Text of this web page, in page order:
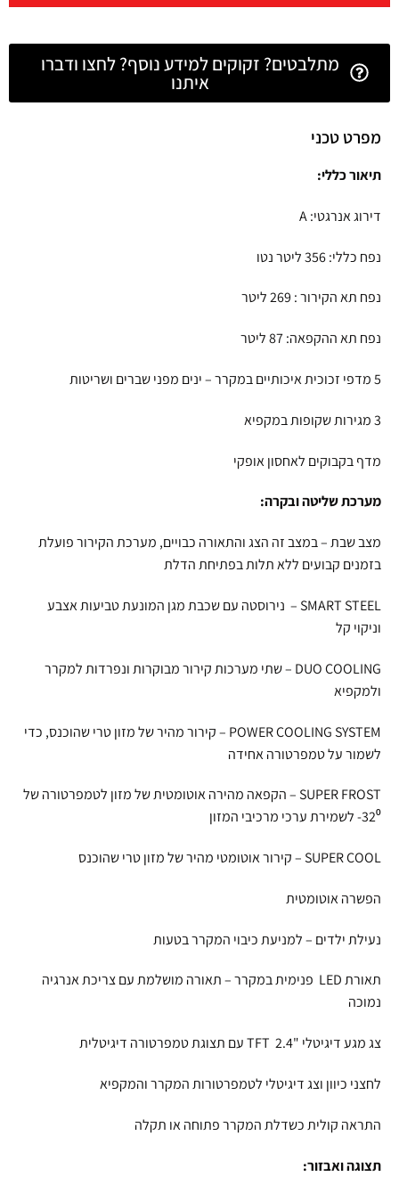
מתלבטים? זקוקים למידע נוסף? לחצו ודברו
איתנו
מפרט טכני
תיאור כללי:
דירוג אנרגטי: A
נפח כללי: 356 ליטר נטו
נפח תא הקירור : 269 ליטר
נפח תא ההקפאה: 87 ליטר
5 מדפי זכוכית איכותיים במקרר – ינים מפני שברים ושריטות
3 מגירות שקופות במקפיא
מדף בקבוקים לאחסון אופקי
מערכת שליטה ובקרה:
מצב שבת – במצב זה הצג והתאורה כבויים, מערכת הקירור פועלת
בזמנים קבועים ללא תלות בפתיחת הדלת
SMART STEEL – נירוסטה עם שכבת מגן המונעת טביעות אצבע
וניקוי קל
DUO COOLING – שתי מערכות קירור מבוקרות ונפרדות למקרר
ולמקפיא
POWER COOLING SYSTEM – קירור מהיר של מזון טרי שהוכנס, כדי
לשמור על טמפרטורה אחידה
SUPER FROST – הקפאה מהירה אוטומטית של מזון לטמפרטורה של
32⁰- לשמירת ערכי מרכיבי המזון
SUPER COOL – קירור אוטומטי מהיר של מזון טרי שהוכנס
הפשרה אוטומטית
נעילת ילדים – למניעת כיבוי המקרר בטעות
תאורת LED פנימית במקרר – תאורה מושלמת עם צריכת אנרגיה
נמוכה
צג מגע דיגיטלי "2.4 TFT עם תצוגת טמפרטורה דיגיטלית
לחצני כיוון וצג דיגיטלי לטמפרטורות המקרר והמקפיא
התראה קולית כשדלת המקרר פתוחה או תקלה
תצוגה ואבזור: